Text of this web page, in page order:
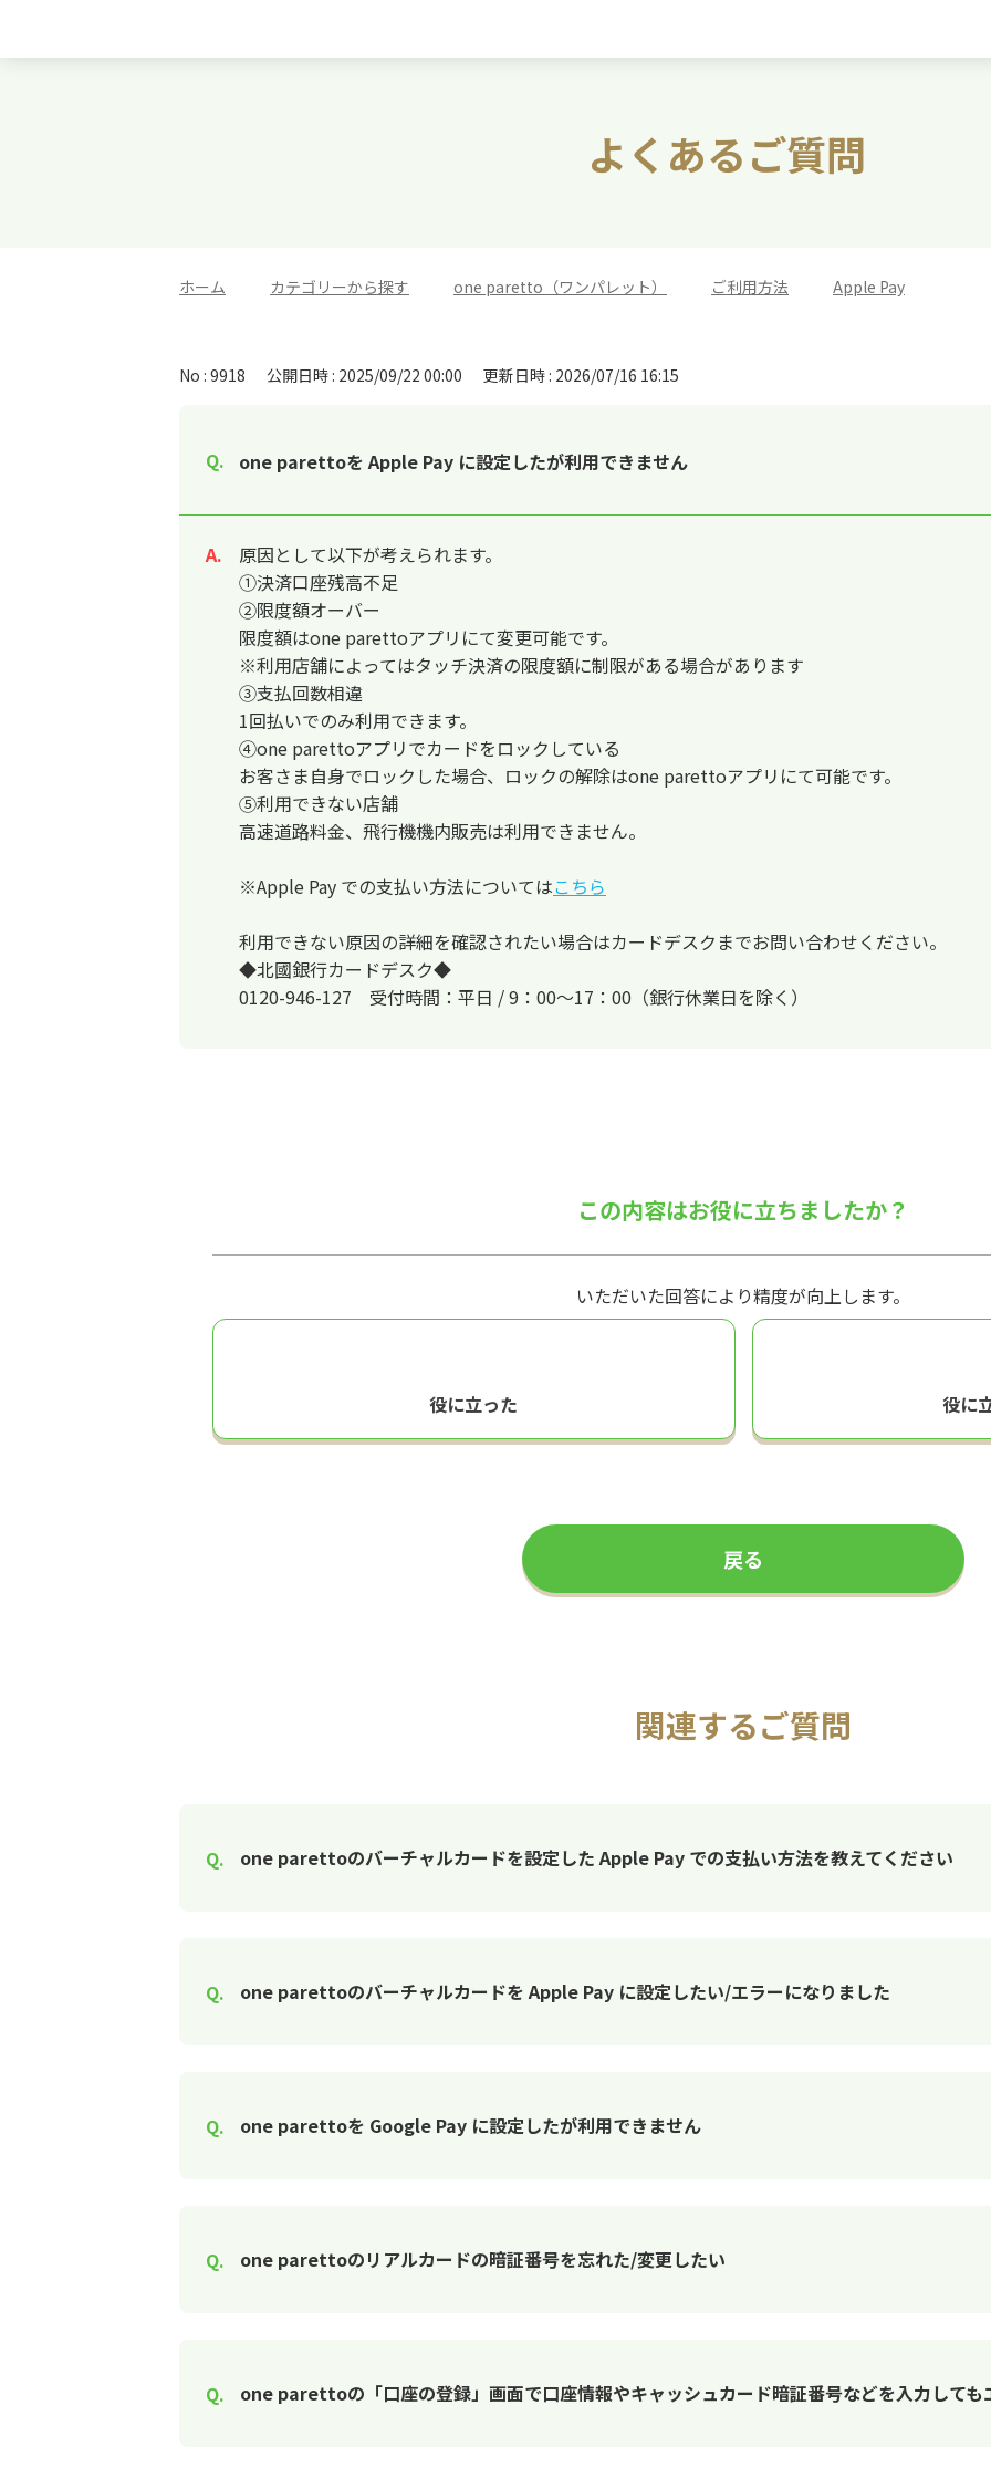
よくあるご質問
ホーム カテゴリーから探す one paretto（ワンパレット） ご利用方法 Apple Pay
No : 9918 公開日時 : 2025/09/22 00:00 更新日時 : 2026/07/16 16:15
one parettoを Apple Pay に設定したが利用できません
回答
原因として以下が考えられます。
①決済口座残高不足
②限度額オーバー
限度額はone parettoアプリにて変更可能です。
※利用店舗によってはタッチ決済の限度額に制限がある場合があります
③支払回数相違
1回払いでのみ利用できます。
④one parettoアプリでカードをロックしている
お客さま自身でロックした場合、ロックの解除はone parettoアプリにて可能です。
⑤利用できない店舗
高速道路料金、飛行機機内販売は利用できません。
※Apple Pay での支払い方法についてはこちら
利用できない原因の詳細を確認されたい場合はカードデスクまでお問い合わせください。
◆北國銀行カードデスク◆
0120-946-127 受付時間：平日 / 9：00～17：00（銀行休業日を除く）
この内容はお役に立ちましたか？
いただいた回答により精度が向上します。
役に立った 役に
戻る
関連するご質問
one parettoのバーチャルカードを設定した Apple Pay での支払い方法を教えてください
one parettoのバーチャルカードを Apple Pay に設定したい/エラーになりました
one parettoを Google Pay に設定したが利用できません
one parettoのリアルカードの暗証番号を忘れた/変更したい
one parettoの「口座の登録」画面で口座情報やキャッシュカード暗証番号などを入力しても